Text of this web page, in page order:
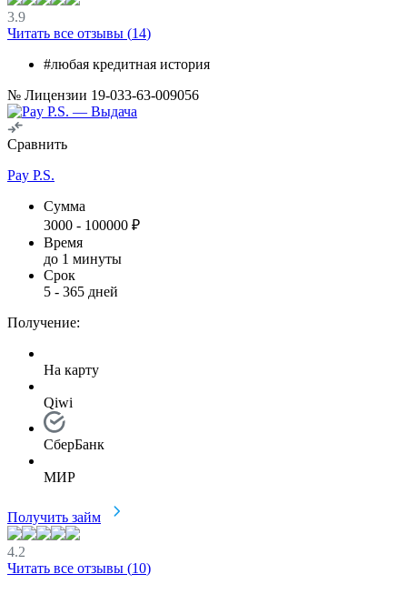
3.9
Читать все отзывы (14)
#любая кредитная история
№ Лицензии 19-033-63-009056
Сравнить
Pay P.S.
Сумма
3000 - 100000 ₽
Время
до 1 минуты
Срок
5 - 365 дней
Получение:
На карту
Qiwi
СберБанк
МИР
Получить займ
4.2
Читать все отзывы (10)